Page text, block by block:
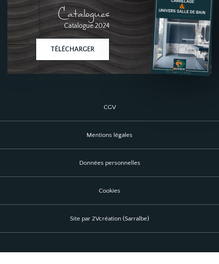
Catalogues
Catalogue 2024
TÉLÉCHARGER
CGV
Mentions légales
Données personnelles
Cookies
Site par 2Vcréation (Sarralbe)